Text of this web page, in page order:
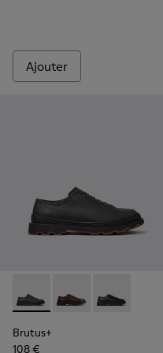
Ajouter
Brutus+ - K101066-002 -
Brutus+ -Brutus+ -
Brutus+
108 €